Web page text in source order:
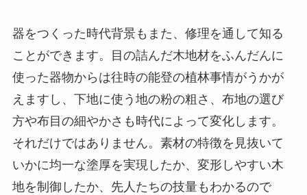
器をつくった時代背景もまた、修理を通して知る
ことができます。目の詰んだ木地材をふんだんに
使った器物からは往時の能登の植林事情がうかが
えますし、下地に使う地の粉の粗さ、布地の選び
方や布目の細やかさも時代によって変化します。
それだけではありません。素材の特徴を見抜いて
いかに均一な塗厚を実現したか、変形しやすい木
地を制御したか、先人たちの技量もわかるので